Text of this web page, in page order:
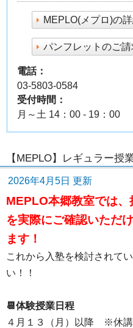
MEPLO(メプロ)の
パンフレットのご
電話：
03-5803-0584
受付時間：
月～土 14：00 - 19：00
【MEPLO】レギュラー授
2026年4月5日 更新
MEPLO本郷教室では
を実際にご確認いただ
ます！
これから入塾を検討されて
い！！
📆体験授業日程
４月１３（月）以降 ※休講